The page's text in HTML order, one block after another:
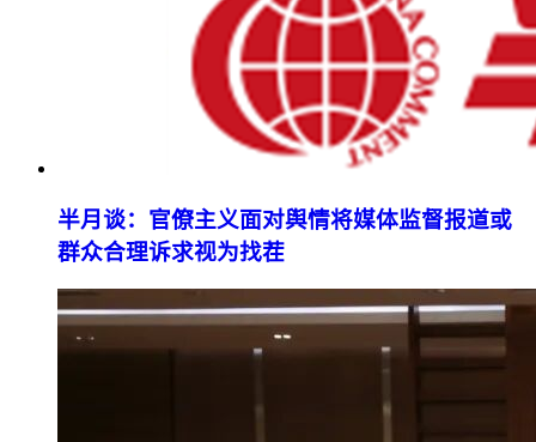
半月谈：官僚主义面对舆情将媒体监督报道或
群众合理诉求视为找茬